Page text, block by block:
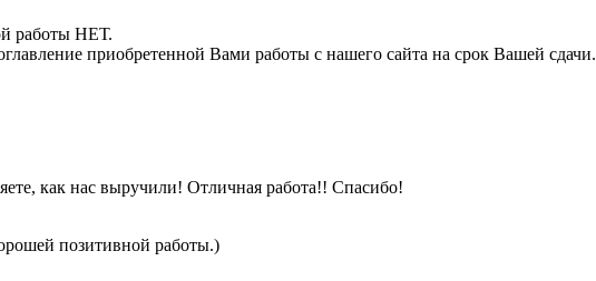
работы НЕТ.
приобретенной Вами работы с нашего сайта на срок Вашей сдачи.
как нас выручили! Отличная работа!! Спасибо!
позитивной работы.)